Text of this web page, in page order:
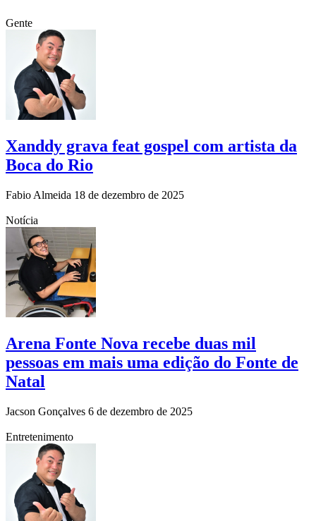
Gente
Xanddy grava feat gospel com artista da
Boca do Rio
Fabio Almeida 18 de dezembro de 2025
Notícia
Arena Fonte Nova recebe duas mil
pessoas em mais uma edição do Fonte de
Natal
Jacson Gonçalves 6 de dezembro de 2025
Entretenimento